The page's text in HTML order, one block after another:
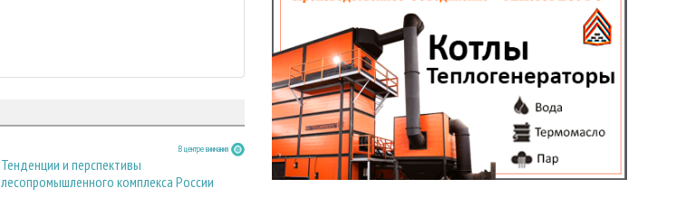
В центре внимания
Тенденции и перспективы
лесопромышленного комплекса России